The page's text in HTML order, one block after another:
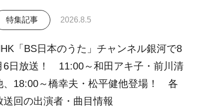
特集記事 2026.8.5
「BS日本のうた」チャンネル銀河で8
6日放送！ 11:00～和田アキ子・前川清
、18:00～橋幸夫・松平健他登場！ 各
送回の出演者・曲目情報